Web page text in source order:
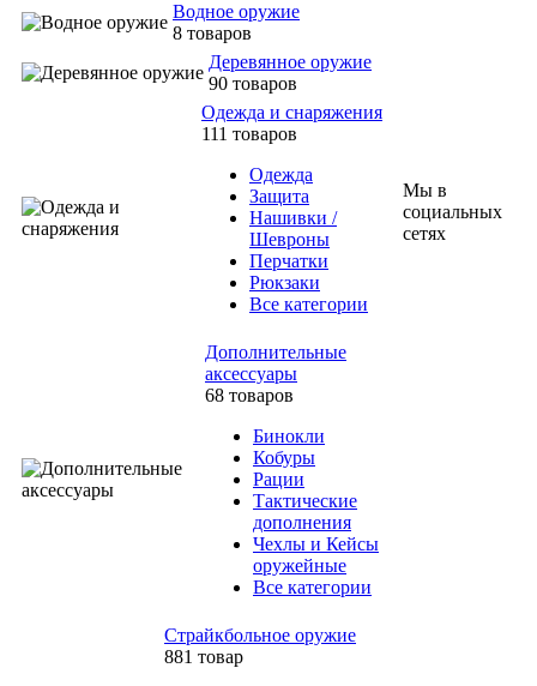
Водное оружие
8 товаров
Деревянное оружие
90 товаров
Одежда и снаряжения
111 товаров
Одежда
Защита
Нашивки /
Шевроны
Перчатки
Рюкзаки
Все категории
Дополнительные
аксессуары
68 товаров
Бинокли
Кобуры
Рации
Тактические
дополнения
Чехлы и Кейсы
оружейные
Все категории
Страйкбольное оружие
881 товар
Мы в
социальных
сетях